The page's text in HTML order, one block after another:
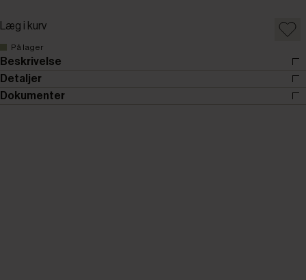
Læg i kurv
På lager
Beskrivelse
Detaljer
Dokumenter